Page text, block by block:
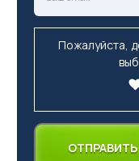
Пожалуйста,